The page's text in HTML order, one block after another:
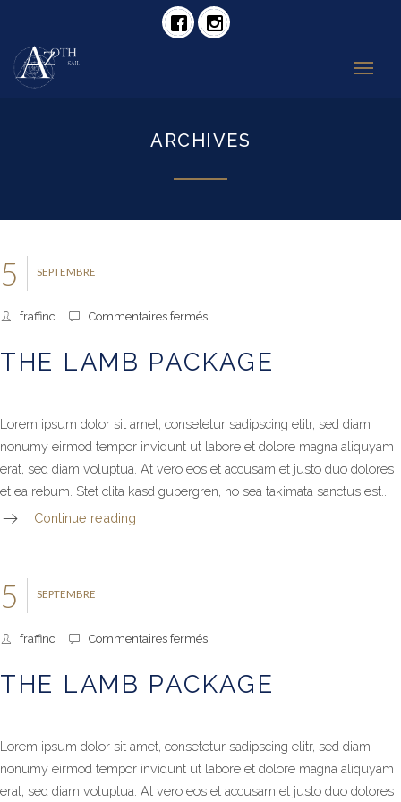
ARCHIVES
SEPTEMBRE
5
fraffinc Commentaires ferméssur
Package
THE LAMB PACKAGE
Lorem ipsum dolor sit amet, consetetur sadipscing elitr, sed diam
nonumy eirmod tempor invidunt ut labore et dolore magna aliquyam
erat, sed diam voluptua. At vero eos et accusam et justo duo dolores
et ea rebum. Stet clita kasd gubergren, no sea takimata sanctus est...
Continue reading
SEPTEMBRE
5
fraffinc Commentaires ferméssur
Package
THE LAMB PACKAGE
Lorem ipsum dolor sit amet, consetetur sadipscing elitr, sed diam
nonumy eirmod tempor invidunt ut labore et dolore magna aliquyam
erat, sed diam voluptua. At vero eos et accusam et justo duo dolores